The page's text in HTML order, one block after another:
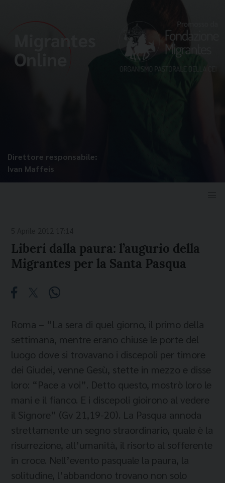
Direttore responsabile:
Ivan Maffeis
Liberi dalla paura: l’augurio della
Migrantes per la Santa Pasqua
Roma – “La sera di quel giorno, il primo della
settimana, mentre erano chiuse le porte del
luogo dove si trovavano i discepoli per timore
dei Giudei, venne Gesù, stette in mezzo e disse
loro: “Pace a voi”. Detto questo, mostrò loro le
mani e il fianco. E i discepoli gioirono al vedere
il Signore” (Gv 21,19-20). La Pasqua annoda
strettamente un segno straordinario, quale è la
risurrezione, all’umanità, il risorto al sofferente
in croce. Nell’evento pasquale la paura, la
solitudine, l’abbandono trovano non solo